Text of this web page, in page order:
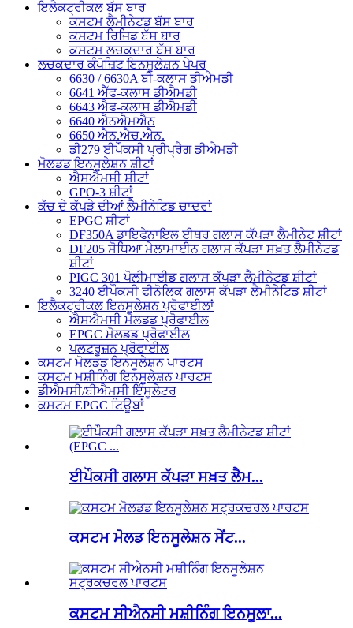
ਇਲੈਕਟ੍ਰੀਕਲ ਬੱਸ ਬਾਰ
ਕਸਟਮ ਲੈਮੀਨੇਟਡ ਬੱਸ ਬਾਰ
ਕਸਟਮ ਰਿਜਿਡ ਬੱਸ ਬਾਰ
ਕਸਟਮ ਲਚਕਦਾਰ ਬੱਸ ਬਾਰ
ਲਚਕਦਾਰ ਕੰਪੋਜ਼ਿਟ ਇਨਸੂਲੇਸ਼ਨ ਪੇਪਰ
6630 / 6630A ਬੀ-ਕਲਾਸ ਡੀਐਮਡੀ
6641 ਐੱਫ-ਕਲਾਸ ਡੀਐਮਡੀ
6643 ਐਫ-ਕਲਾਸ ਡੀਐਮਡੀ
6640 ਐਨਐਮਐਨ
6650 ਐਨ.ਐਚ.ਐਨ.
ਡੀ279 ਈਪੌਕਸੀ ਪ੍ਰੀਪ੍ਰੈਗ ਡੀਐਮਡੀ
ਮੋਲਡਡ ਇਨਸੂਲੇਸ਼ਨ ਸ਼ੀਟਾਂ
ਐਸਐਮਸੀ ਸ਼ੀਟਾਂ
GPO-3 ਸ਼ੀਟਾਂ
ਕੱਚ ਦੇ ਕੱਪੜੇ ਦੀਆਂ ਲੈਮੀਨੇਟਿਡ ਚਾਦਰਾਂ
EPGC ਸ਼ੀਟਾਂ
DF350A ਡਾਇਫੇਨਾਇਲ ਈਥਰ ਗਲਾਸ ਕੱਪੜਾ ਲੈਮੀਨੇਟ ਸ਼ੀਟਾਂ
DF205 ਸੋਧਿਆ ਮੇਲਾਮਾਈਨ ਗਲਾਸ ਕੱਪੜਾ ਸਖ਼ਤ ਲੈਮੀਨੇਟਡ
ਸ਼ੀਟਾਂ
PIGC 301 ਪੋਲੀਮਾਈਡ ਗਲਾਸ ਕੱਪੜਾ ਲੈਮੀਨੇਟਡ ਸ਼ੀਟਾਂ
3240 ਈਪੌਕਸੀ ਫੀਨੋਲਿਕ ਗਲਾਸ ਕੱਪੜਾ ਲੈਮੀਨੇਟਿਡ ਸ਼ੀਟਾਂ
ਇਲੈਕਟ੍ਰੀਕਲ ਇਨਸੂਲੇਸ਼ਨ ਪ੍ਰੋਫਾਈਲਾਂ
ਐਸਐਮਸੀ ਮੋਲਡਡ ਪ੍ਰੋਫਾਈਲ
EPGC ਮੋਲਡਡ ਪ੍ਰੋਫਾਈਲ
ਪਲਟਰੂਜ਼ਨ ਪ੍ਰੋਫਾਈਲ
ਕਸਟਮ ਮੋਲਡਡ ਇਨਸੂਲੇਸ਼ਨ ਪਾਰਟਸ
ਕਸਟਮ ਮਸ਼ੀਨਿੰਗ ਇਨਸੂਲੇਸ਼ਨ ਪਾਰਟਸ
ਡੀਐਮਸੀ/ਬੀਐਮਸੀ ਇੰਸੂਲੇਟਰ
ਕਸਟਮ EPGC ਟਿਊਬਾਂ
ਈਪੌਕਸੀ ਗਲਾਸ ਕੱਪੜਾ ਸਖ਼ਤ ਲੈਮ...
ਕਸਟਮ ਮੋਲਡ ਇਨਸੂਲੇਸ਼ਨ ਸੇਂਟ...
ਕਸਟਮ ਸੀਐਨਸੀ ਮਸ਼ੀਨਿੰਗ ਇਨਸੂਲਾ...